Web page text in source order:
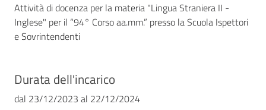
Attività di docenza per la materia "Lingua Straniera II -
Inglese" per il “94° Corso aa.mm.” presso la Scuola Ispettori
e Sovrintendenti
Durata dell'incarico
dal 23/12/2023 al 22/12/2024